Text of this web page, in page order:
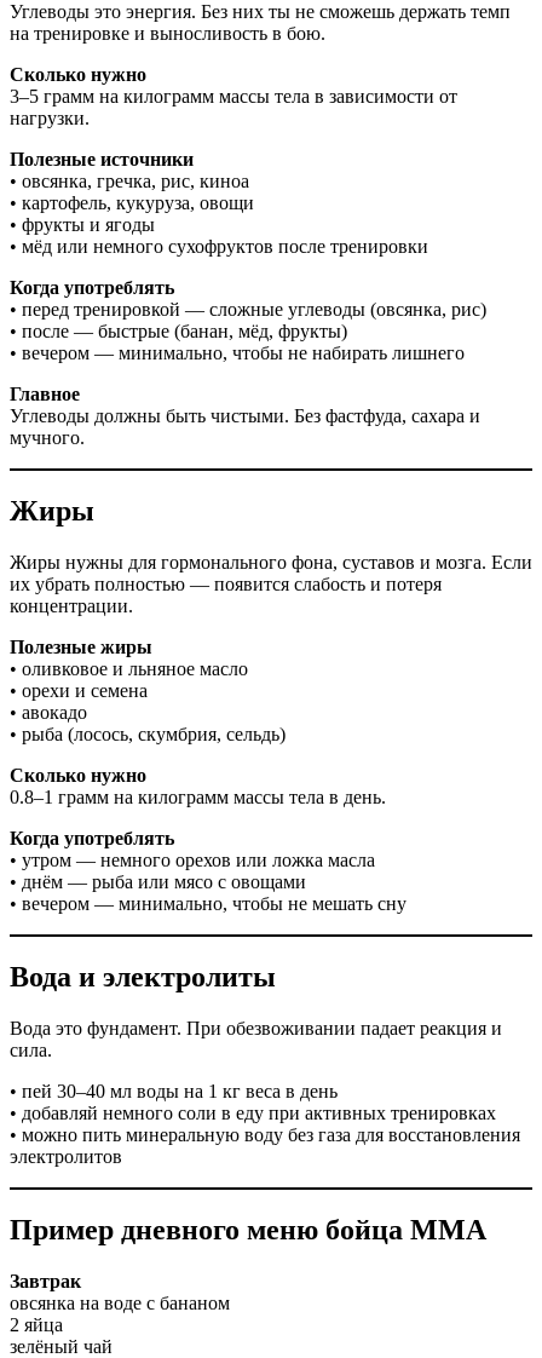
Углеводы это энергия. Без них ты не сможешь держать темп
на тренировке и выносливость в бою.
Сколько нужно
3–5 грамм на килограмм массы тела в зависимости от
нагрузки.
Полезные источники
• овсянка, гречка, рис, киноа
• картофель, кукуруза, овощи
• фрукты и ягоды
• мёд или немного сухофруктов после тренировки
Когда употреблять
• перед тренировкой — сложные углеводы (овсянка, рис)
• после — быстрые (банан, мёд, фрукты)
• вечером — минимально, чтобы не набирать лишнего
Главное
Углеводы должны быть чистыми. Без фастфуда, сахара и
мучного.
Жиры
Жиры нужны для гормонального фона, суставов и мозга. Если
их убрать полностью — появится слабость и потеря
концентрации.
Полезные жиры
• оливковое и льняное масло
• орехи и семена
• авокадо
• рыба (лосось, скумбрия, сельдь)
Сколько нужно
0.8–1 грамм на килограмм массы тела в день.
Когда употреблять
• утром — немного орехов или ложка масла
• днём — рыба или мясо с овощами
• вечером — минимально, чтобы не мешать сну
Вода и электролиты
Вода это фундамент. При обезвоживании падает реакция и
сила.
• пей 30–40 мл воды на 1 кг веса в день
• добавляй немного соли в еду при активных тренировках
• можно пить минеральную воду без газа для восстановления
электролитов
Пример дневного меню бойца MMA
Завтрак
овсянка на воде с бананом
2 яйца
зелёный чай